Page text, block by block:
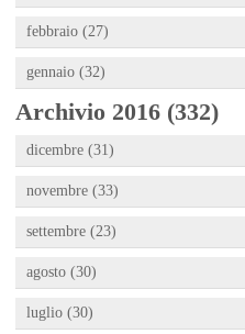
febbraio (27)
gennaio (32)
Archivio 2016 (332)
dicembre (31)
novembre (33)
settembre (23)
agosto (30)
luglio (30)